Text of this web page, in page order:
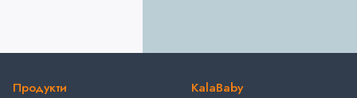
Продукти KalaBaby